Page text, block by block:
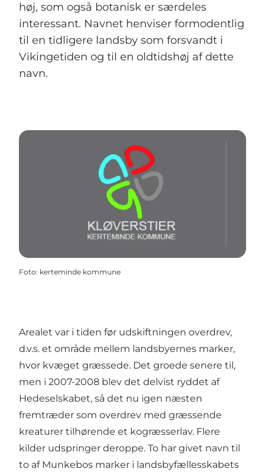
høj, som også botanisk er særdeles
interessant. Navnet henviser formodentlig
til en tidligere landsby som forsvandt i
Vikingetiden og til en oldtidshøj af dette
navn.
Foto: kerteminde kommune
Arealet var i tiden før udskiftningen overdrev,
d.v.s. et område mellem landsbyernes marker,
hvor kvæget græssede. Det groede senere til,
men i 2007-2008 blev det delvist ryddet af
Hedeselskabet, så det nu igen næsten
fremtræder som overdrev med græssende
kreaturer tilhørende et kogræsserlav. Flere
kilder udspringer deroppe. To har givet navn til
to af Munkebos marker i landsbyfællesskabets